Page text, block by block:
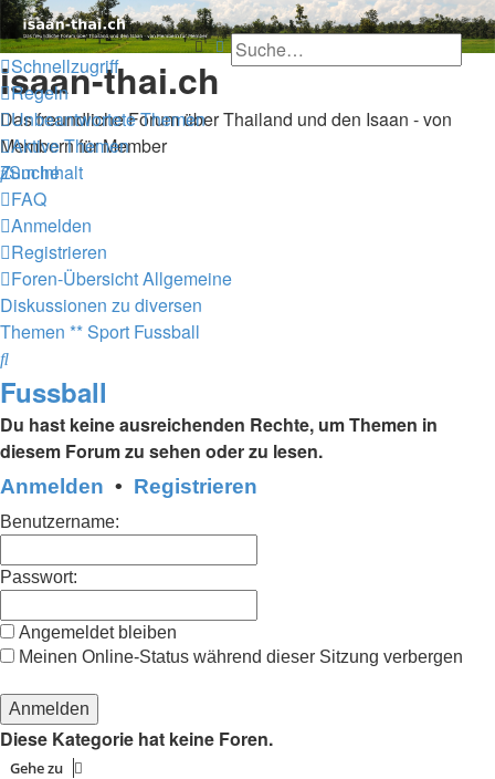
SucheErweiterte Suche
Thailand & Isaan Forum -
isaan-thai.ch
Das freundliche Forum über Thailand und den Isaan - von
Membern für Member
Zum Inhalt
Schnellzugriff
Regeln
Unbeantwortete Themen
Aktive Themen
Suche
FAQ
Anmelden
Registrieren
Foren-ÜbersichtAllgemeine
Diskussionen zu diversen
Themen ** Sport Fussball
Suche
Fussball
Du hast keine ausreichenden Rechte, um Themen in
diesem Forum zu sehen oder zu lesen.
Anmelden • Registrieren
Benutzername:
Passwort:
Angemeldet bleiben
Meinen Online-Status während dieser Sitzung verbergen
Diese Kategorie hat keine Foren.
Gehe zu